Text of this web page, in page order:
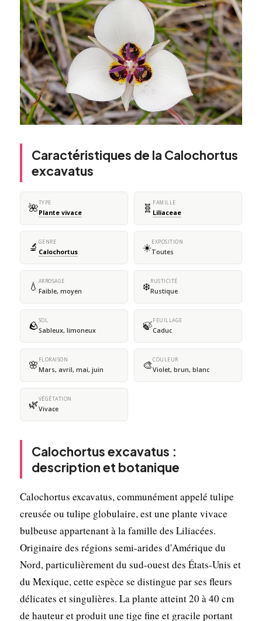
Caractéristiques de la Calochortus
excavatus
🌺TYPE
Plante vivace 🧬 FAMILLE
Liliaceae
🔬 GENRE
Calochortus ☀️EXPOSITION
Toutes
💧 ARROSAGE
Faible, moyen ❄️RUSTICITÉ
Rustique
🪨SOL
Sableux, limoneux 🍃FEUILLAGE
Caduc
🌸 FLORAISON
Mars, avril, mai, juin 🎨COULEUR
Violet, brun, blanc
🌿VÉGÉTATION
Vivace
Calochortus excavatus :
description et botanique
Calochortus excavatus, communément appelé tulipe
creusée ou tulipe globulaire, est une plante vivace
bulbeuse appartenant à la famille des Liliacées.
Originaire des régions semi-arides d'Amérique du
Nord, particulièrement du sud-ouest des États-Unis et
du Mexique, cette espèce se distingue par ses fleurs
délicates et singulières. La plante atteint 20 à 40 cm
de hauteur et produit une tige fine et gracile portant